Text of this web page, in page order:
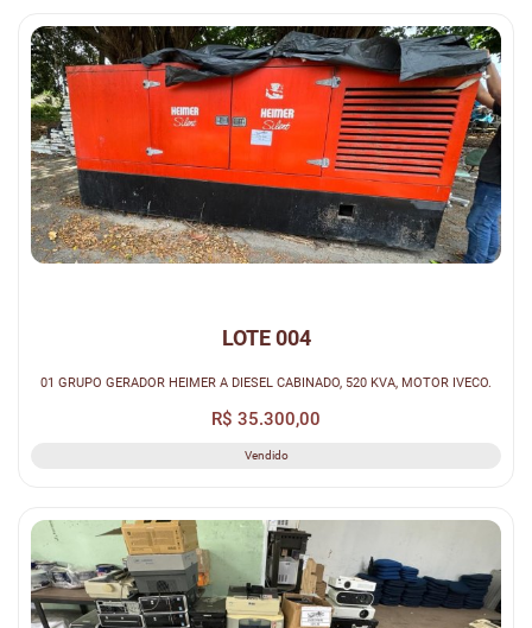
LOTE 004
01 GRUPO GERADOR HEIMER A DIESEL CABINADO, 520 KVA, MOTOR IVECO.
R$ 35.300,00
Vendido